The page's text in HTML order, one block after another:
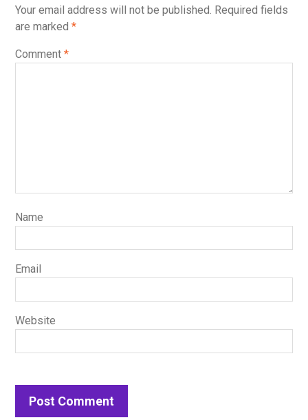
Your email address will not be published. Required fields
are marked *
Comment *
Name
Email
Website